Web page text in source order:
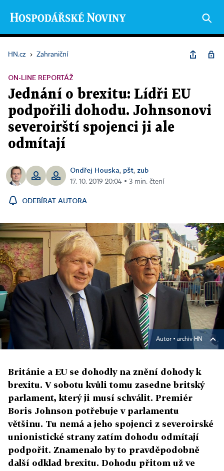
HN.cz › Zahraniční
ON-LINE REPORTÁŽ
Jednání o brexitu: Lídři EU
podpořili dohodu. Johnsonovi
severoirští spojenci ji ale
odmítají
Ondřej Houska, pšt, zub
17. 10. 2019 20:04 ▪ 3 min. čtení
ODEBÍRAT AUTORA
Autor ▪ archiv HN
Británie a EU se dohodly na znění dohody k
brexitu. V sobotu kvůli tomu zasedne britský
parlament, který ji musí schválit. Premiér
Boris Johnson potřebuje v parlamentu
většinu. Tu nemá a jeho spojenci z severoirské
unionistické strany zatím dohodu odmítají
podpořit. Znamenalo by to pravděpodobně
další odklad brexitu. Dohodu přitom už ve